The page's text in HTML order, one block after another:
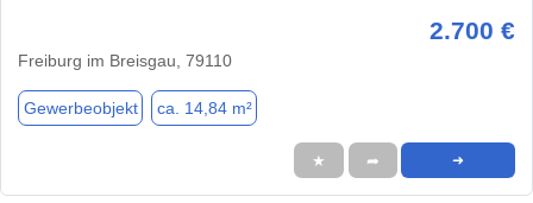
2.700 €
Freiburg im Breisgau, 79110
Gewerbeobjekt ca. 14,84 m²
★ ➦ ➜